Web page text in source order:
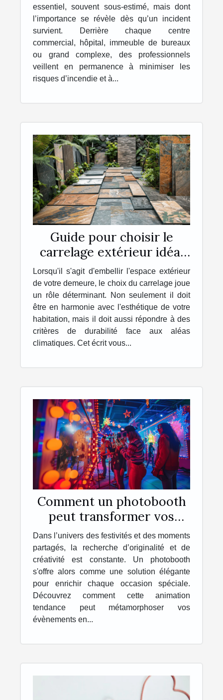
incendie ?
essentiel, souvent sous-estimé, mais dont
l’importance se révèle dès qu’un incident
survient. Derrière chaque centre
commercial, hôpital, immeuble de bureaux
ou grand complexe, des professionnels
veillent en permanence à minimiser les
risques d’incendie et à...
Guide pour choisir le
carrelage extérieur idéal
pour votre maison
Lorsqu'il s'agit d'embellir l'espace extérieur
de votre demeure, le choix du carrelage joue
un rôle déterminant. Non seulement il doit
être en harmonie avec l'esthétique de votre
habitation, mais il doit aussi répondre à des
critères de durabilité face aux aléas
climatiques. Cet écrit vous...
Comment un photobooth
peut transformer vos
événements en souvenirs
inoubliables
Dans l’univers des festivités et des moments
partagés, la recherche d’originalité et de
créativité est constante. Un photobooth
s'offre alors comme une solution élégante
pour enrichir chaque occasion spéciale.
Découvrez comment cette animation
tendance peut métamorphoser vos
évènements en...